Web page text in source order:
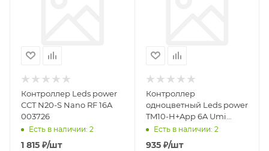
Контроллер Leds power
CCT N20-S Nano RF 16A
003726
Есть в наличии: 2
1 815 ₽/шт
Контроллер
одноцветный Leds power
TM10-H+App 6A Umi
Mesh, сенсорный ПДУ
005409
Есть в наличии: 2
935₽/шт